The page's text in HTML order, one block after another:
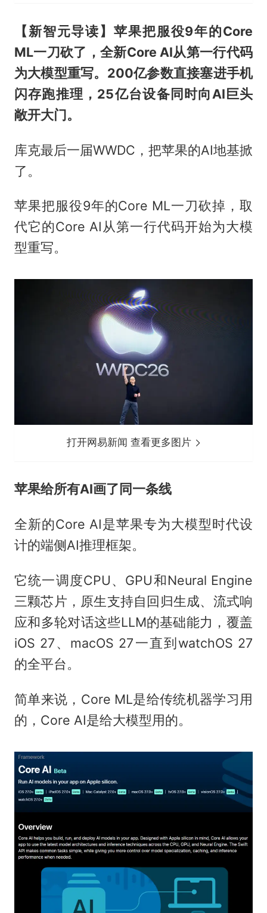
【新智元导读】苹果把服役9年的Core
ML一刀砍了，全新Core AI从第一行代码
为大模型重写。200亿参数直接塞进手机
闪存跑推理，25亿台设备同时向AI巨头
敞开大门。
库克最后一届WWDC，把苹果的AI地基掀
了。
苹果把服役9年的Core ML一刀砍掉，取
代它的Core AI从第一行代码开始为大模
型重写。
打开网易新闻 查看更多图片
苹果给所有AI画了同一条线
全新的Core AI是苹果专为大模型时代设
计的端侧AI推理框架。
它统一调度CPU、GPU和Neural Engine
三颗芯片，原生支持自回归生成、流式响
应和多轮对话这些LLM的基础能力，覆盖
iOS 27、macOS 27一直到watchOS 27
的全平台。
简单来说，Core ML是给传统机器学习用
的，Core AI是给大模型用的。